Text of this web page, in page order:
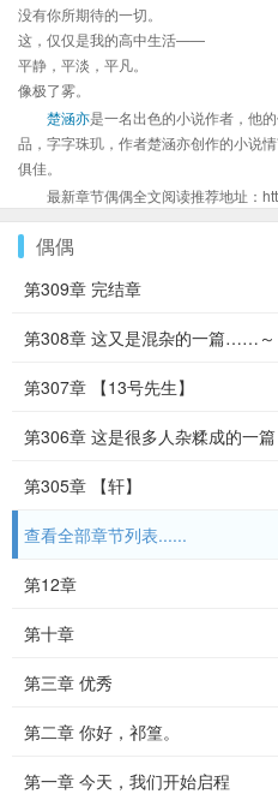
没有你所期待的一切。
这，仅仅是我的高中生活——
平静，平淡，平凡。
像极了雾。
楚涵亦是一名出色的小说作者，他
品，字字珠玑，作者楚涵亦创作的小说
俱佳。
最新章节偶偶全文阅读推荐地址：
偶偶
第309章 完结章
第308章 这又是混杂的一篇……～
第307章 【13号先生】
第306章 这是很多人杂糅成的一篇
第305章 【轩】
查看全部章节列表......
第12章
第十章
第三章 优秀
第二章 你好，祁篁。
第一章 今天，我们开始启程